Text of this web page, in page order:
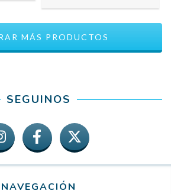
MÁS PRODUCTOS
SEGUINOS
NAVEGACIÓN